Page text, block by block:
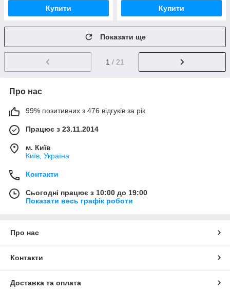
Купити Купити
Показати ще
1 / 21
Про нас
99% позитивних з 476 відгуків за рік
Працює з 23.11.2014
м. Київ
Київ, Україна
Контакти
Сьогодні працює з 10:00 до 19:00
Показати весь графік роботи
Про нас
Контакти
Доставка та оплата